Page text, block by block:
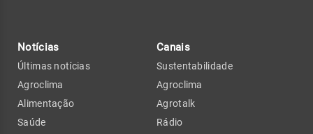
Notícias
Últimas notícias
Agroclima
Alimentação
Saúde
Canais
Sustentabilidade
Agroclima
Agrotalk
Rádio